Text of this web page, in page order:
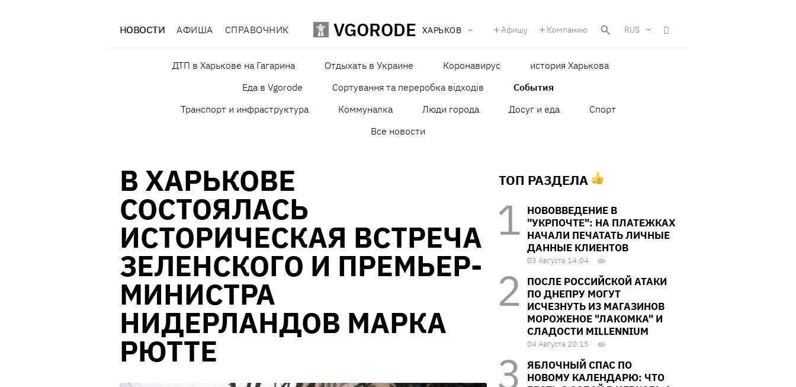
НОВОСТИ АФИША СПРАВОЧНИК VGORODE ХАРЬКОВ Афишу Компанию RUS
ДТП в Харькове на Гагарина Отдыхать в Украине Коронавирус
история Харькова
Еда в Vgorode
Сортування та переробка відходів
События
Транспорт и инфраструктура
Коммуналка Люди города Досуг и еда
Спорт
Все новости
В ХАРЬКОВЕ
СОСТОЯЛАСЬ
ИСТОРИЧЕСКАЯ ВСТРЕЧА
ЗЕЛЕНСКОГО И ПРЕМЬЕР-
МИНИСТРА
НИДЕРЛАНДОВ МАРКА
РЮТТЕ
ТОП РАЗДЕЛА
НОВОВВЕДЕНИЕ В
"УКРПОЧТЕ": НА ПЛАТЕЖКАХ
НАЧАЛИ ПЕЧАТАТЬ ЛИЧНЫЕ
ДАННЫЕ КЛИЕНТОВ
03 Августа 14:04
ПОСЛЕ РОССИЙСКОЙ АТАКИ
ПО ДНЕПРУ МОГУТ
ИСЧЕЗНУТЬ ИЗ МАГАЗИНОВ
МОРОЖЕНОЕ "ЛАКОМКА" И
СЛАДОСТИ MILLENNIUM
04 Августа 20:15
ЯБЛОЧНЫЙ СПАС ПО
НОВОМУ КАЛЕНДАРЮ: ЧТО